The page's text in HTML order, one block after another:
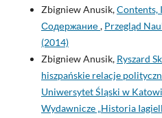
Zbigniew Anusik,Contents,
Содержание, Przegląd
(2014)
Zbigniew Anusik, Ryszard
hiszpańskie relacje
Uniwersytet Śląski w
Wydawnicze „Historia